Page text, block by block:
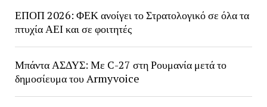
ΕΠΟΠ 2026: ΦΕΚ ανοίγει το Στρατολογικό σε όλα τα
πτυχία ΑΕΙ και σε φοιτητές
Μπάντα ΑΣΔΥΣ: Με C-27 στη Ρουμανία μετά το
δημοσίευμα του Armyvoice